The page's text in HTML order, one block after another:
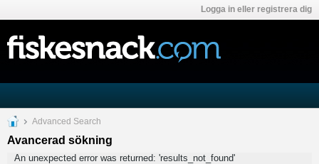
Logga in eller registrera dig
Advanced Search
Avancerad sökning
An unexpected error was returned: 'results_not_found'